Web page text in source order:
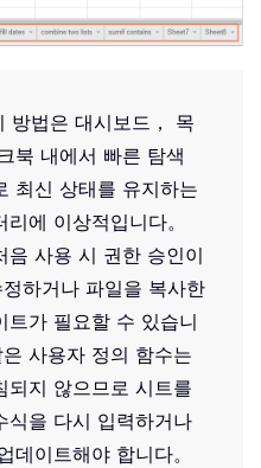
방법은 대시보드， 목
북 내에서 빠른 탐색
최신 상태를 유지하는
에 이상적입니다。
음 사용 시 권한 승인이
하거나 파일을 복사한
트가 필요할 수 있습니
사용자 정의 함수는
되지 않으므로 시트를
식을 다시 입력하거나
데이트해야 합니다。